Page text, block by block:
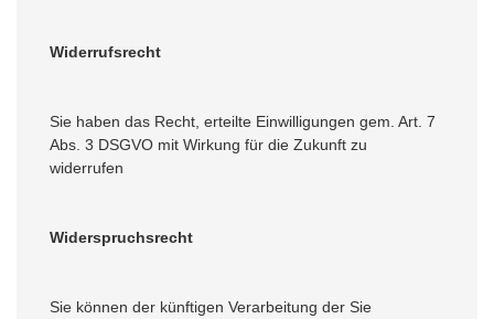
Widerrufsrecht
Sie haben das Recht, erteilte Einwilligungen gem. Art. 7
Abs. 3 DSGVO mit Wirkung für die Zukunft zu
widerrufen
Widerspruchsrecht
Sie können der künftigen Verarbeitung der Sie